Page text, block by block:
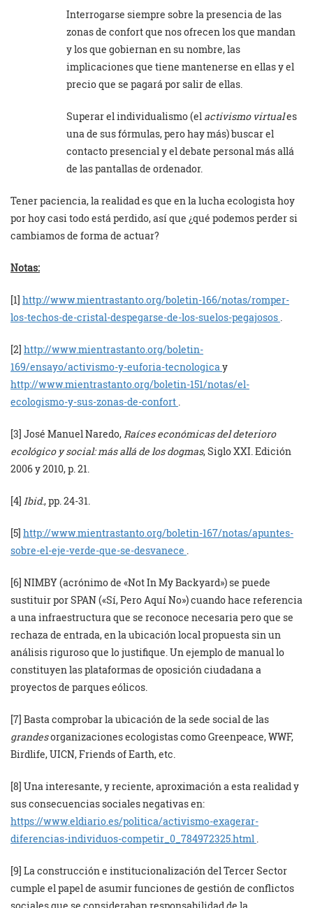
Interrogarse siempre sobre la presencia de las
zonas de confort que nos ofrecen los que mandan
y los que gobiernan en su nombre, las
implicaciones que tiene mantenerse en ellas y el
precio que se pagará por salir de ellas.
Superar el individualismo (el activismo virtuales
una de sus fórmulas, pero hay más) buscar el
contacto presencial y el debate personal más allá
de las pantallas de ordenador.
Tener paciencia, la realidad es que en la lucha ecologista hoy
por hoy casi todo está perdido, así que ¿qué podemos perder si
cambiamos de forma de actuar?
Notas:
[1] http://www.mientrastanto.org/boletin-166/notas/romper-
los-techos-de-cristal-despegarse-de-los-suelos-pegajosos .
[2] http://www.mientrastanto.org/boletin-
169/ensayo/activismo-y-euforia-tecnologicay
http://www.mientrastanto.org/boletin-151/notas/el-
ecologismo-y-sus-zonas-de-confort .
[3] José Manuel Naredo,Raíces económicas del deterioro
ecológico y social: más allá de los dogmas, Siglo XXI. Edición
2006 y 2010, p. 21.
[4] Ibid., pp. 24-31.
[5] http://www.mientrastanto.org/boletin-167/notas/apuntes-
sobre-el-eje-verde-que-se-desvanece .
[6] NIMBY (acrónimo de «Not In My Backyard») se puede
sustituir por SPAN («Sí, Pero Aquí No») cuando hace referencia
a una infraestructura que se reconoce necesaria pero que se
rechaza de entrada, en la ubicación local propuesta sin un
análisis riguroso que lo justifique. Un ejemplo de manual lo
constituyen las plataformas de oposición ciudadana a
proyectos de parques eólicos.
[7] Basta comprobar la ubicación de la sede social de las
grandesorganizaciones ecologistas como Greenpeace, WWF,
Birdlife, UICN, Friends of Earth, etc.
[8] Una interesante, y reciente, aproximación a esta realidad y
sus consecuencias sociales negativas en:
https://www.eldiario.es/politica/activismo-exagerar-
diferencias-individuos-competir_0_784972325.html .
[9] La construcción e institucionalización del Tercer Sector
cumple el papel de asumir funciones de gestión de conflictos